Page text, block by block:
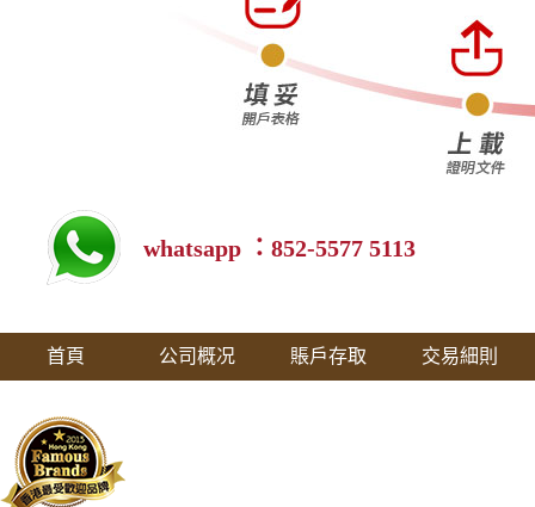
whatsapp ：852-5577 5113
首頁 公司概况 賬戶存取 交易細則